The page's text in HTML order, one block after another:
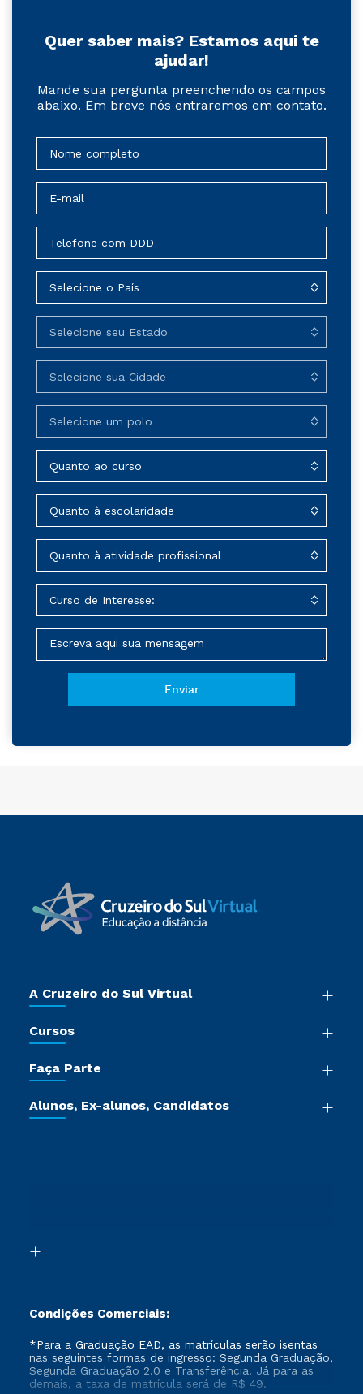
Quer saber mais? Estamos aqui te
ajudar!
Mande sua pergunta preenchendo os campos
abaixo. Em breve nós entraremos em contato.
A Cruzeiro do Sul Virtual
Sala de Imprensa
Certificadoras
Jornada do Aluno
Cursos
Pós-graduação
Cursos Livres
Faça Parte
Vestibular Redação
Formação Pedagógica - R2
Alunos, Ex-alunos, Candidatos
Condições Comerciais:
*Para a Graduação EAD, as matrículas serão isentas
nas seguintes formas de ingresso: Segunda Graduação,
Segunda Graduação 2.0 e Transferência. Já para as
demais, a taxa de matrícula será de R$ 49.